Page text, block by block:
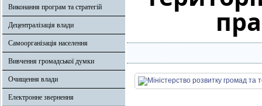
Виконання програм та стратегій
Децентралізація влади
Самоорганізація населення
Вивчення громадської думки
Очищення влади
Електронне звернення